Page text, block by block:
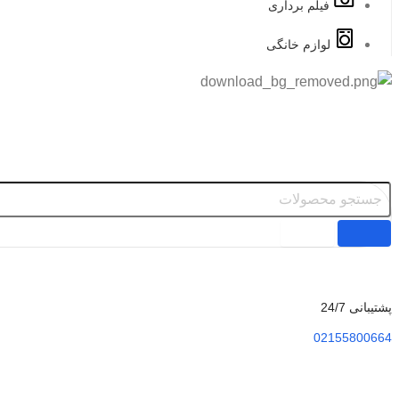
فیلم برداری
لوازم خانگی
پشتیبانی 24/7
02155800664